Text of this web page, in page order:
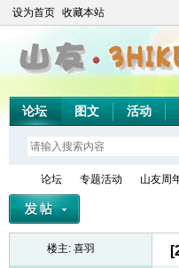
设为首页 收藏本站
论坛 图文 活动
论坛
›
专题活动 山友周
楼主: 喜羽